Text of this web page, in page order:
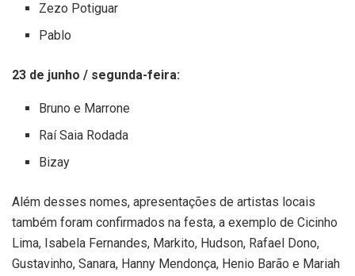
Zezo Potiguar
Pablo
23 de junho / segunda-feira:
Bruno e Marrone
Raí Saia Rodada
Bizay
Além desses nomes, apresentações de artistas locais
também foram confirmados na festa, a exemplo de Cicinho
Lima, Isabela Fernandes, Markito, Hudson, Rafael Dono,
Gustavinho, Sanara, Hanny Mendonça, Henio Barão e Mariah